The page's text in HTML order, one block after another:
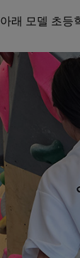
아래 모델 초등